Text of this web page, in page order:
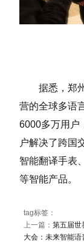
据悉，郑州
营的全球多语
6000多万用户
户解决了跨国
智能翻译手表
等智能产品。
tag标签：
上一篇： 第五届世
大会：未来智能语